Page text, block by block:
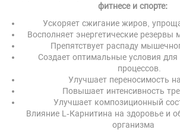
фитнесе и спорте:
Ускоряет сжигание жиров,
Восполняет энергетические резервы
Препятствует распаду
Создает оптимальные условия для
процессов.
Улучшает переносимость
Повышает интенсивность
Улучшает композиционный
Влияние L-Карнитина на здоровье и
организма